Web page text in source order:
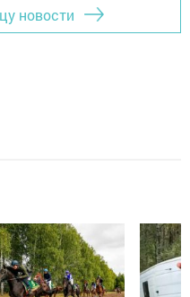
новости